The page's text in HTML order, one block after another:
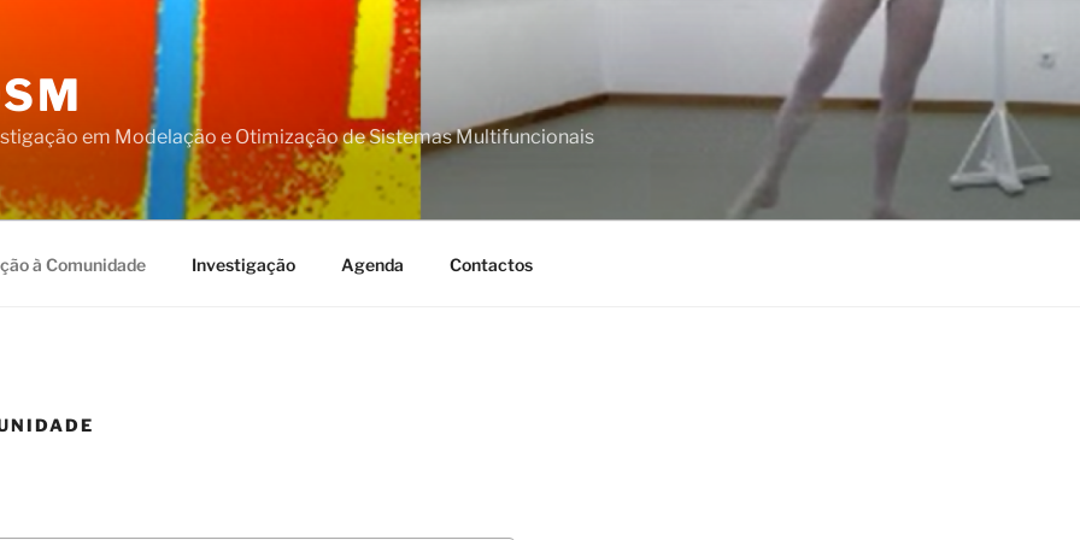
em Modelação e Otimização de Sistemas Multifuncionais
à Comunidade Investigação Agenda Contactos